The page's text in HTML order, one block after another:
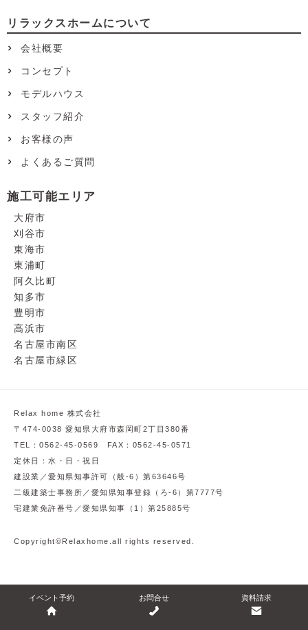
イベント予約 お問合せ 資料請求
リラックスホームについて
会社概要
コンセプト
モデルハウス
スタッフ紹介
お客様の声
よくあるご質問
施工可能エリア
大府市
刈谷市
東海市
東浦町
阿久比町
知多市
豊明市
高浜市
名古屋市南区
名古屋市緑区
Relax home 株式会社
〒474-0038 愛知県大府市森岡町2丁目380番
TEL：0562-45-0569 FAX：0562-45-0571
定休日：水・日・祝日
建設業／愛知県知事許可（般-6）第63646号
二級建築士事務所／愛知県知事登録（ろ-6）第7777号
宅建業免許番号／愛知県知事（1）第25885号
Copyright©Relaxhome.all rights reserved.